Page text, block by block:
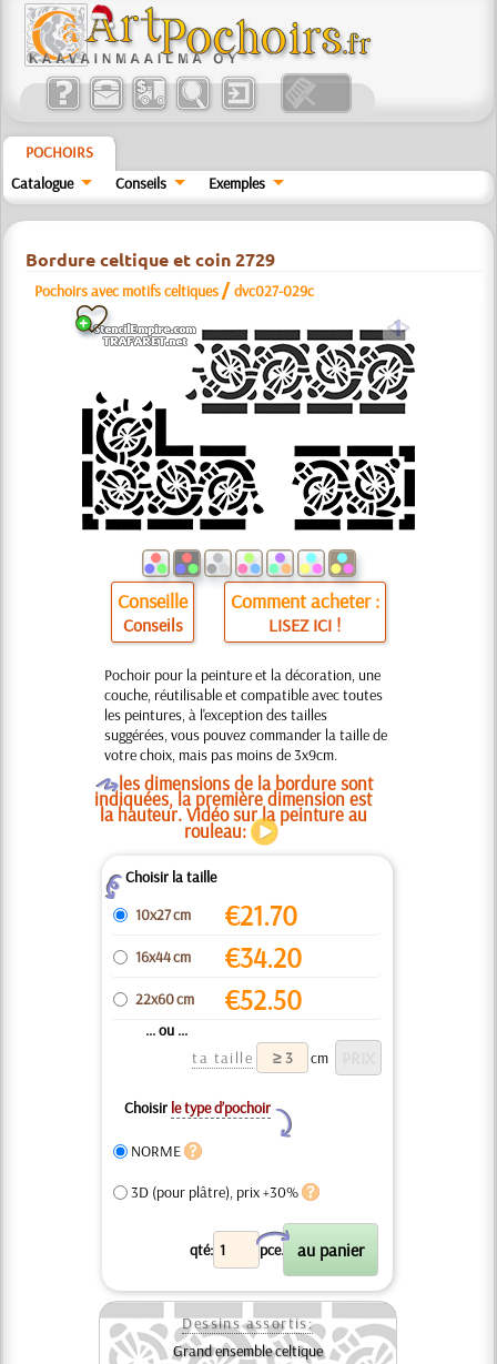
POCHOIRS
Catalogue
Conseils Exemples
Bordure celtique et coin 2729
Pochoirs avec motifs celtiques /dvc027-029c
a
Conseille
Conseils
Comment acheter :
LISEZ ICI !
Pochoir pour la peinture et la décoration, une
couche, réutilisable et compatible avec toutes
les peintures, à l'exception des tailles
suggérées, vous pouvez commander la taille de
votre choix, mais pas moins de 3x9cm.
Oles dimensions de la bordure sont
indiquées, la première dimension est
la hauteur. Vidéo sur la peinture au
rouleau:
ZChoisir la taille
10x27 cm
€21.70
16x44 cm €34.20
22x60 cm €52.50
... ou ...
ta taille
cm
Choisir le type d’pochoir
Y
NORME
3D (pour plâtre), prix +30%
qté: pce.
X
Dessins assortis:
Grand ensemble celtique